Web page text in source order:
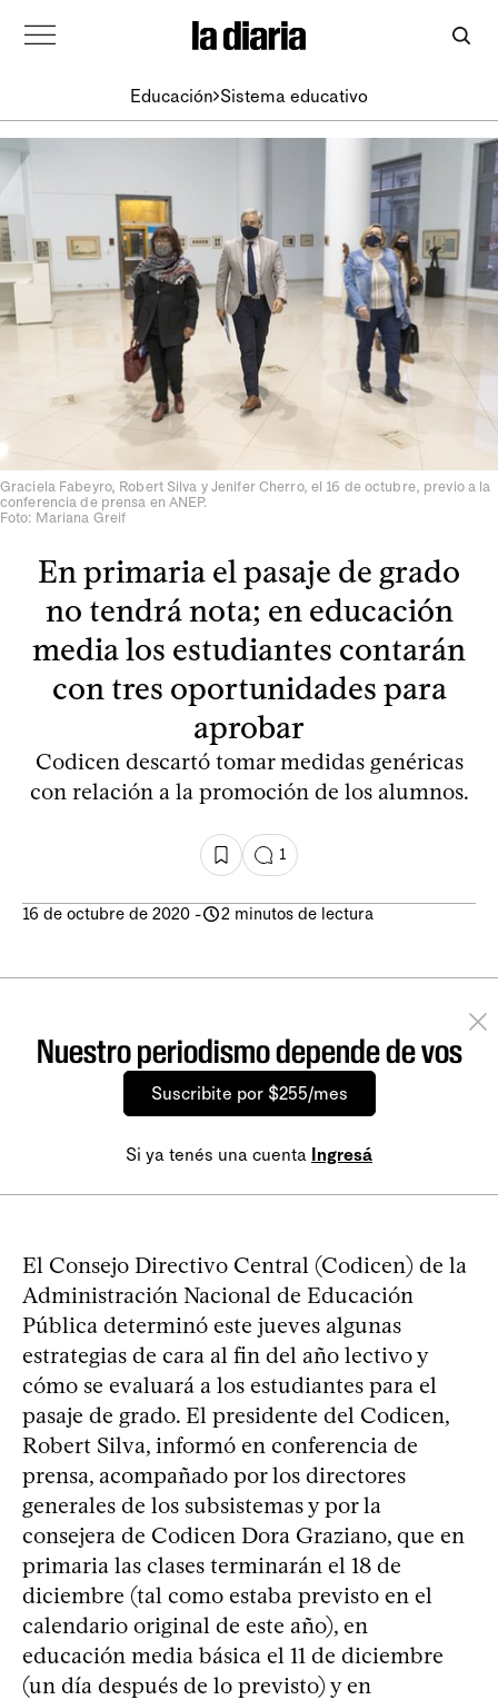
Educación Sistema educativo
Graciela Fabeyro, Robert Silva y Jenifer Cherro, el 16 de octubre, previo a la
conferencia de prensa en ANEP.
Foto: Mariana Greif
En primaria el pasaje de grado
no tendrá nota; en educación
media los estudiantes contarán
con tres oportunidades para
aprobar
Codicen descartó tomar medidas genéricas
con relación a la promoción de los alumnos.
1
16 de octubre de 2020 - 2 minutos de lectura
Nuestro periodismo depende de vos
Suscribite por $255/mes
Si ya tenés una cuenta Ingresá
El Consejo Directivo Central (Codicen) de la
Administración Nacional de Educación
Pública determinó este jueves algunas
estrategias de cara al fin del año lectivo y
cómo se evaluará a los estudiantes para el
pasaje de grado. El presidente del Codicen,
Robert Silva, informó en conferencia de
prensa, acompañado por los directores
generales de los subsistemas y por la
consejera de Codicen Dora Graziano, que en
primaria las clases terminarán el 18 de
diciembre (tal como estaba previsto en el
calendario original de este año), en
educación media básica el 11 de diciembre
(un día después de lo previsto) y en